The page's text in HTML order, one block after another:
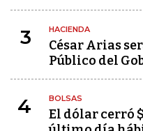
3 HACIENDA
César Arias
Público del
4 BOLSAS
El dólar cerró